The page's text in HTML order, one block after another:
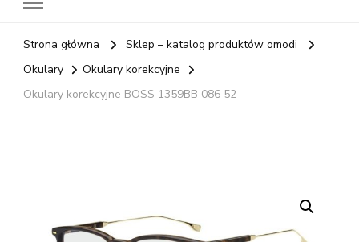
Strona główna
Sklep – katalog produktów omodi
Okulary
Okulary korekcyjne
Okulary korekcyjne BOSS 1359BB 086 52